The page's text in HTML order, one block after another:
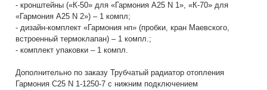
- кронштейны («К-50» для «Гармония А25 N 1», «К-70» для
«Гармония А25 N 2») – 1 компл;
- дизайн-комплект «Гармония нп» (пробки, кран Маевского,
встроенный термоклапан) – 1 компл.;
- комплект упаковки – 1 компл.
Дополнительно по заказу Трубчатый радиатор отопления
Гармония С25 N 1-1250-7 с нижним подключением